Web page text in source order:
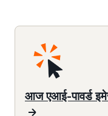
आज एआई-पावर्ड